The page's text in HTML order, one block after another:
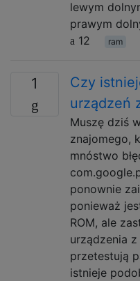
lewym
prawym
12
ram
1
Czy
urządzeń
Muszę dziś
znajomego,
mnóstwo
ponownie
ponieważ
ROM, ale
urządzenia
przetestują
istnieje